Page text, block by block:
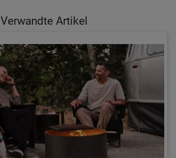
Verwandte Artikel